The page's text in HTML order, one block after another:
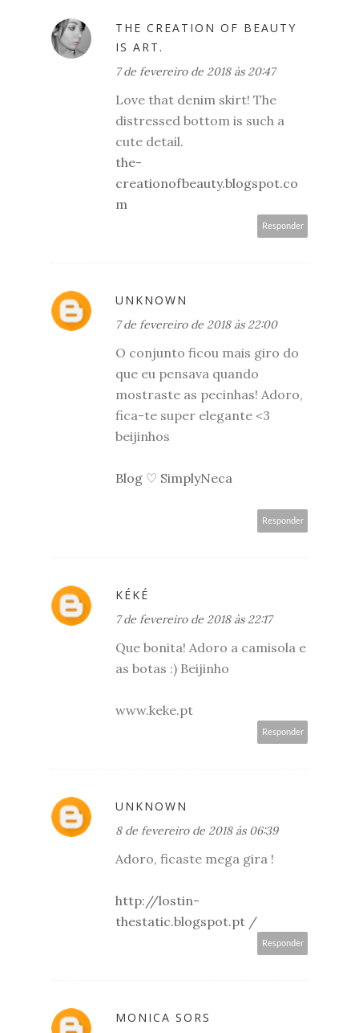
THE CREATION OF BEAUTY
IS ART.
7 de fevereiro de 2018 às 20:47
Love that denim skirt! The
distressed bottom is such a
cute detail.
the-
creationofbeauty.blogspot.co
m
Responder
UNKNOWN
7 de fevereiro de 2018 às 22:00
O conjunto ficou mais giro do
que eu pensava quando
mostraste as pecinhas! Adoro,
fica-te super elegante <3
beijinhos
Blog ♡ SimplyNeca
Responder
KÉKÉ
7 de fevereiro de 2018 às 22:17
Que bonita! Adoro a camisola e
as botas :) Beijinho
www.keke.pt
Responder
UNKNOWN
8 de fevereiro de 2018 às 06:39
Adoro, ficaste mega gira !
http://lostin-
thestatic.blogspot.pt /
Responder
MONICA SORS